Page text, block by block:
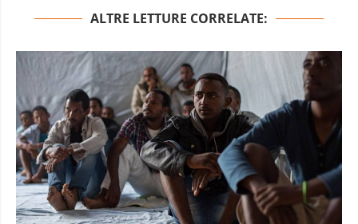
ALTRE LETTURE CORRELATE: